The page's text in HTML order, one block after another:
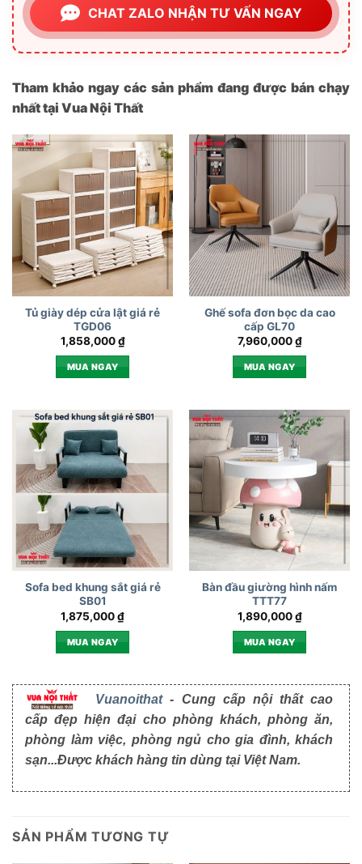
CHAT ZALO NHẬN TƯ VẤN NGAY
Tham khảo ngay các sản phẩm đang được bán chạy
nhất tại Vua Nội Thất
Tủ giày dép cửa lật giá rẻ
TGD06
1,858,000₫
MUA NGAY
Ghế sofa đơn bọc da cao
cấp GL70
7,960,000₫
MUA NGAY
Sofa bed khung sắt giá rẻ
SB01
1,875,000₫
MUA NGAY
Bàn đầu giường hình nấm
TTT77
1,890,000₫
MUA NGAY
Vuanoithat- Cung cấp nội thất cao
cấp đẹp hiện đại cho phòng khách, phòng ăn,
phòng làm việc, phòng ngủ cho gia đình, khách
sạn...Được khách hàng tin dùng tại Việt Nam.
SẢN PHẨM TƯƠNG TỰ